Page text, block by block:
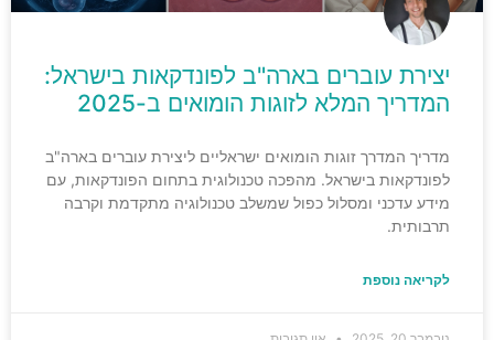
יצירת עוברים בארה"ב לפונדקאות בישראל:
המדריך המלא לזוגות הומואים ב-2025
מדריך המדרך זוגות הומואים ישראליים ליצירת עוברים בארה"ב
לפונדקאות בישראל. מהפכה טכנולוגית בתחום הפונדקאות, עם
מידע עדכני ומסלול כפול שמשלב טכנולוגיה מתקדמת וקרבה
תרבותית.
לקריאה נוספת